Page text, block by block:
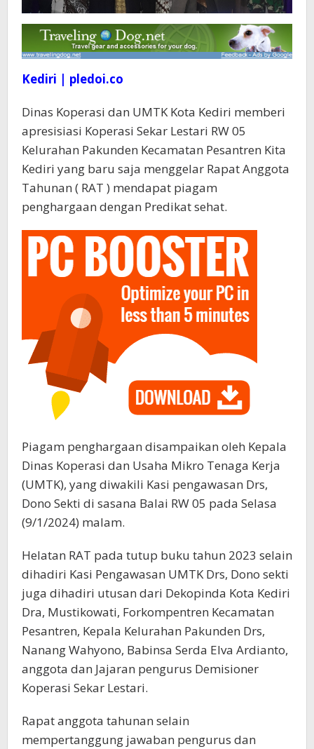
Kediri | pledoi.co
Dinas Koperasi dan UMTK Kota Kediri memberi
apresisiasi Koperasi Sekar Lestari RW 05
Kelurahan Pakunden Kecamatan Pesantren Kita
Kediri yang baru saja menggelar Rapat Anggota
Tahunan ( RAT ) mendapat piagam
penghargaan dengan Predikat sehat.
Piagam penghargaan disampaikan oleh Kepala
Dinas Koperasi dan Usaha Mikro Tenaga Kerja
(UMTK), yang diwakili Kasi pengawasan Drs,
Dono Sekti di sasana Balai RW 05 pada Selasa
(9/1/2024) malam.
Helatan RAT pada tutup buku tahun 2023 selain
dihadiri Kasi Pengawasan UMTK Drs, Dono sekti
juga dihadiri utusan dari Dekopinda Kota Kediri
Dra, Mustikowati, Forkompentren Kecamatan
Pesantren, Kepala Kelurahan Pakunden Drs,
Nanang Wahyono, Babinsa Serda Elva Ardianto,
anggota dan Jajaran pengurus Demisioner
Koperasi Sekar Lestari.
Rapat anggota tahunan selain
mempertanggung jawaban pengurus dan